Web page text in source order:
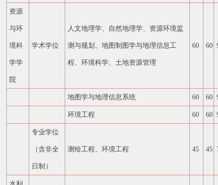
资源
与环
境科
学学
院
学术学位
人文地理学、自然地理学、资源环境监
测与规划、地图制图学与地理信息工
程、环境科学、土地资源管理
60 60
地图学与地理信息系统 60 60
环境工程 60 60
专业学位
（含非全
日制）
测绘工程、环境工程 45 45